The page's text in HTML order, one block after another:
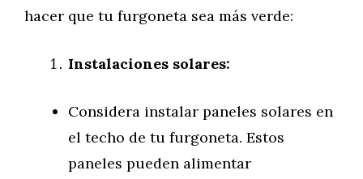
hacer que tu furgoneta sea más verde:
Instalaciones solares:
Considera instalar paneles solares en
el techo de tu furgoneta. Estos
paneles pueden alimentar